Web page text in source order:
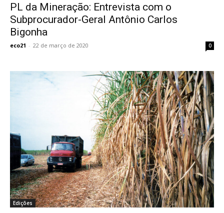
PL da Mineração: Entrevista com o
Subprocurador-Geral Antônio Carlos
Bigonha
eco21 - 22 de março de 2020 0
Edições